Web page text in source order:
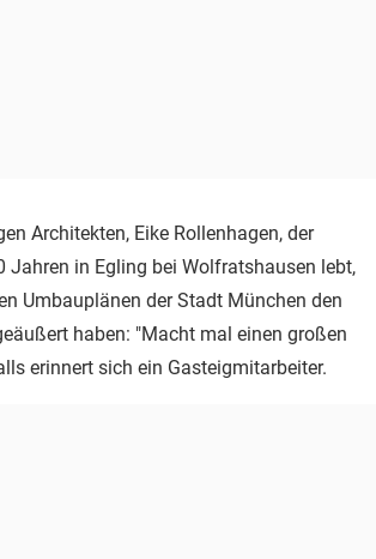
Architekten, Eike Rollenhagen, der
Jahren in Egling bei Wolfratshausen lebt,
Umbauplänen der Stadt München den
haben: "Macht mal einen großen
erinnert sich ein Gasteigmitarbeiter.